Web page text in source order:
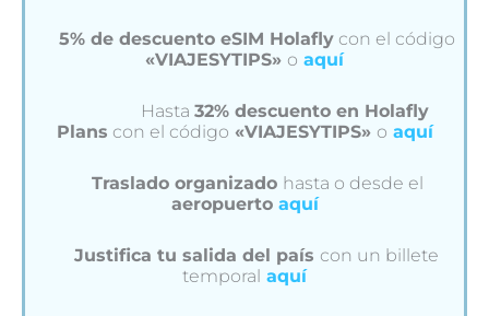
5% de descuento eSIM Holafly con el código
«VIAJESYTIPS» o aquí
Hasta32% descuento en Holafly
Plans con el código «VIAJESYTIPS» o aquí
Traslado organizado hasta o desde el
aeropuerto aquí
Justifica tu salida del país con un billete
temporal aquí